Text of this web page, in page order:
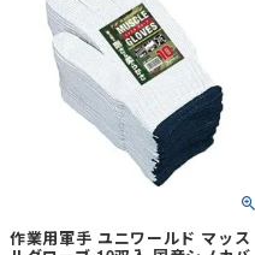
作業用軍手 ユニワールド マッス